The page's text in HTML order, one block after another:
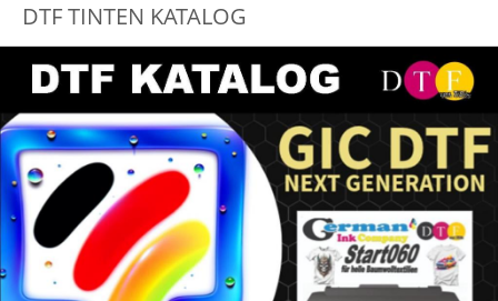
DTF TINTEN KATALOG